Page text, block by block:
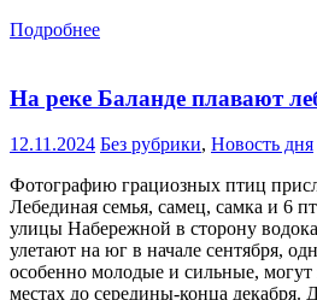
Подробнее
На реке Баланде плавают
12.11.2024 Без рубрики, Новость дня
Фотографию грациозных птиц
Лебединая семья, самец, самка и 6
улицы Набережной в сторону
улетают на юг в начале сентября,
особенно молодые и сильные, могут
местах до середины-конца декабря.